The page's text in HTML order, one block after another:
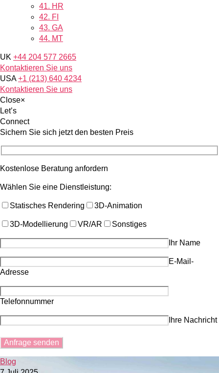
41. HR
42. FI
43. GA
44. MT
UK +44 204 577 2665
Kontaktieren Sie uns
USA +1 (213) 640 4234
Kontaktieren Sie uns
Close×
Let’s
Connect
Sichern Sie sich jetzt den besten Preis
Kostenlose Beratung anfordern
Wählen Sie eine Dienstleistung:
Statisches Rendering 3D-Animation
3D-Modellierung VR/AR Sonstiges
Ihr Name
E-Mail-
Adresse
Telefonnummer
Ihre Nachricht
Blog